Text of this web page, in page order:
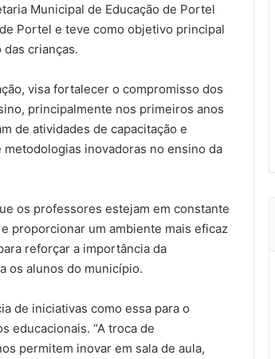
Municipal de Educação de Portel
Portel e teve como objetivo principal
crianças.
visa fortalecer o compromisso dos
principalmente nos primeiros anos
de atividades de capacitação e
inovadoras no ensino da
os professores estejam em constante
proporcionar um ambiente mais eficaz
reforçar a importância da
os alunos do município.
de iniciativas como essa para o
educacionais. “A troca de
permitem inovar em sala de aula,